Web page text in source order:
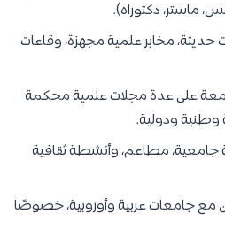
ماستر، دكتوراه).
مخابر علمية مجهزة، وقاعات
على عدة مجلات علمية محكمة
وطنية ودولية.
جامعية، مطاعم، وأنشطة ثقافية
مع جامعات عربية وأوروبية، خصوصًا